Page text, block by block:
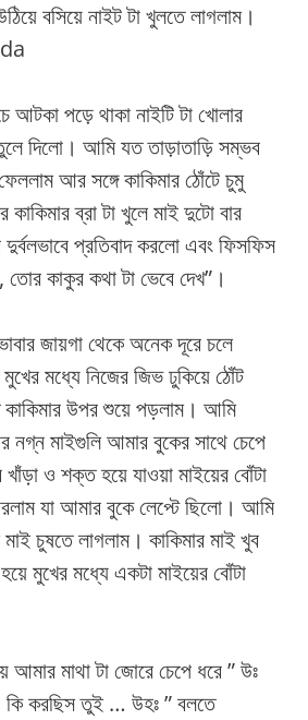
বসিয়ে নাইট টা খুলতে লাগলাম।
আটকা পড়ে থাকা নাইটি টা খোলার
দিলো। আমি যত তাড়াতাড়ি সম্ভব
আর সঙ্গে কাকিমার ঠোঁটে চুমু
ব্রা টা খুলে মাই দুটো বার
প্রতিবাদ করলো এবং ফিসফিস
কাকুর কথা টা ভেবে দেখ”।
জায়গা থেকে অনেক দূরে চলে
মধ্যে নিজের জিভ ঢুকিয়ে ঠোঁট
উপর শুয়ে পড়লাম। আমি
নগ্ন মাইগুলি আমার বুকের সাথে চেপে
ও শক্ত হয়ে যাওয়া মাইয়ের বোঁটা
যা আমার বুকে লেপ্টে ছিলো। আমি
চুষতে লাগলাম। কাকিমার মাই খুব
মুখের মধ্যে একটা মাইয়ের বোঁটা
আমার মাথা টা জোরে চেপে ধরে ” উঃ
করছিস তুই … উহঃ ” বলতে